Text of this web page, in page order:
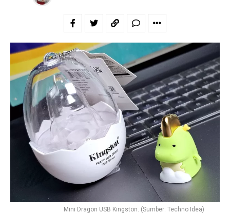
Mini Dragon USB Kingston. (Sumber: Techno Idea)